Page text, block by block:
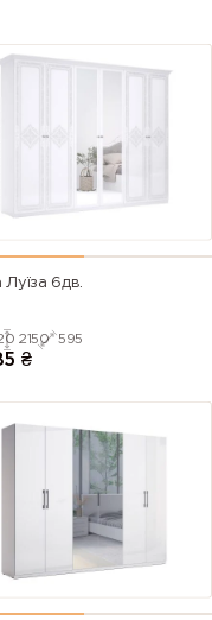
6дв.
2150 595
₴